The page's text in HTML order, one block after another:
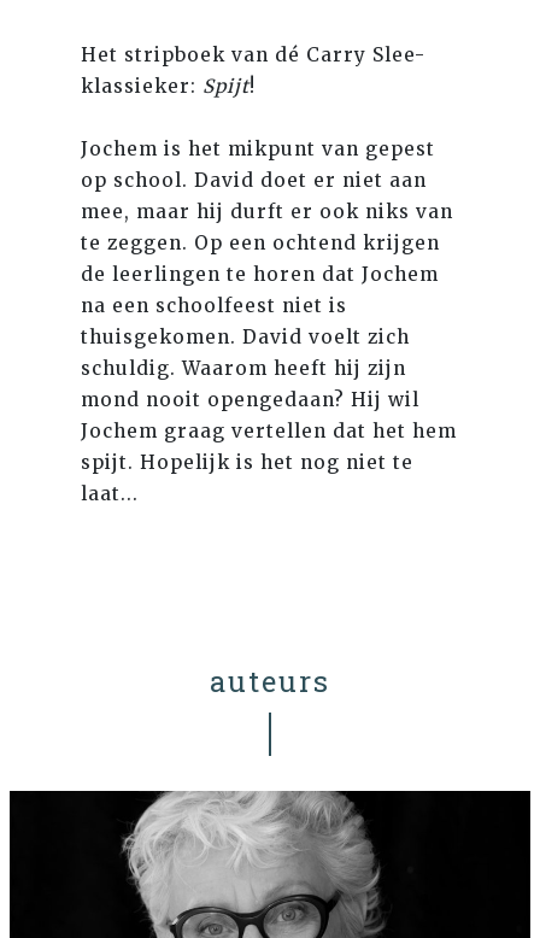
Het stripboek van dé Carry Slee-
klassieker: Spijt!
Jochem is het mikpunt van gepest
op school. David doet er niet aan
mee, maar hij durft er ook niks van
te zeggen. Op een ochtend krijgen
de leerlingen te horen dat Jochem
na een schoolfeest niet is
thuisgekomen. David voelt zich
schuldig. Waarom heeft hij zijn
mond nooit opengedaan? Hij wil
Jochem graag vertellen dat het hem
spijt. Hopelijk is het nog niet te
laat...
auteurs